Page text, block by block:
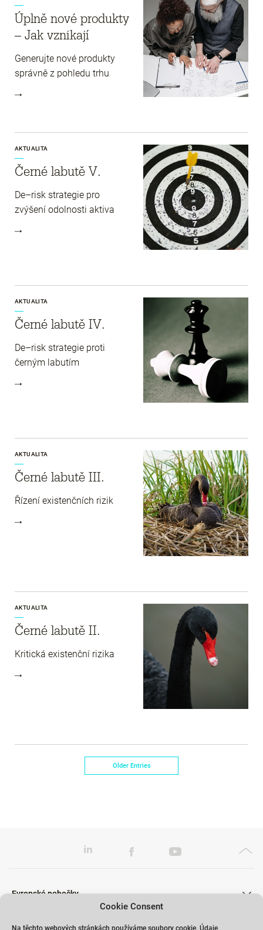
Cookie Consent
Na těchto webových stránkách používáme soubory cookie. Údaje
Úplně nové produkty
– Jak vznikají
Generujte nové produkty
správně z pohledu trhu
AKTUALITA
Černé labutě V.
De–risk strategie pro
zvýšení odolnosti aktiva
AKTUALITA
Černé labutě IV.
De–risk strategie proti
černým labutím
AKTUALITA
Černé labutě III.
Řízení existenčních rizik
AKTUALITA
Černé labutě II.
Kritická existenční rizika
Older Entries
Evropské pobočky